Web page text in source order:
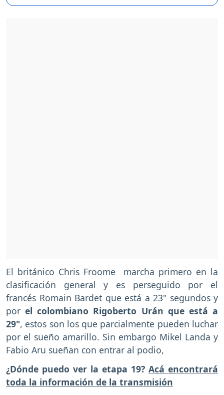
El británico Chris Froome marcha primero en la
clasificación general y es perseguido por el
francés Romain Bardet que está a 23" segundos y
porel colombiano Rigoberto Urán que está a
29", estos son los que parcialmente pueden luchar
por el sueño amarillo. Sin embargo Mikel Landa y
Fabio Aru sueñan con entrar al podio,
¿Dónde puedo ver la etapa 19? Acá encontrará
toda la información de la transmisión